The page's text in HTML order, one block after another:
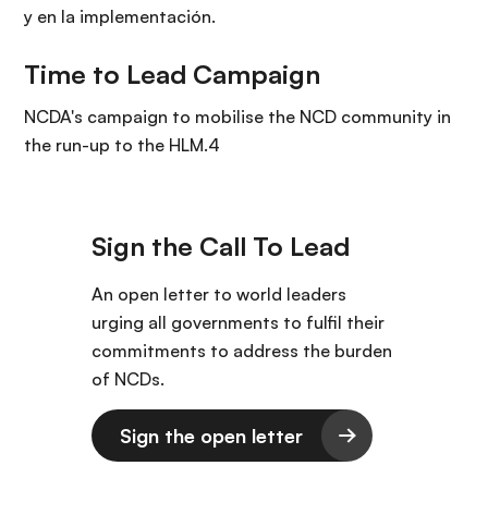
y en la implementación.
Time to Lead Campaign
NCDA's campaign to mobilise the NCD community in
the run-up to the HLM.4
An open letter to world leaders
urging all governments to fulfil their
commitments to address the burden
of NCDs.
Sign the open letter